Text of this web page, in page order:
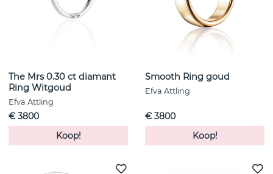
The Mrs 0.30 ct diamant
Ring Witgoud
Efva Attling
€ 3800
Koop!
Smooth Ring goud
Efva Attling
€ 3800
Koop!